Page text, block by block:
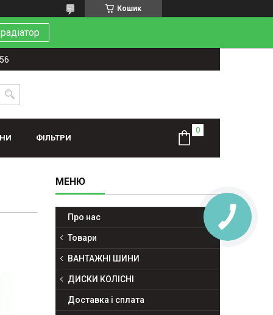
Кошик
ФІЛЬТРИ
Про нас
Товари
ВАНТАЖНІ ШИНИ
ДИСКИ КОЛІСНІ
Доставка і сплата